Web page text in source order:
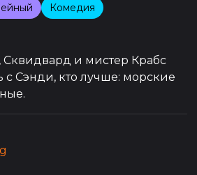
Комедия
Сквидвард и мистер Крабс
с Сэнди, кто лучше: морские